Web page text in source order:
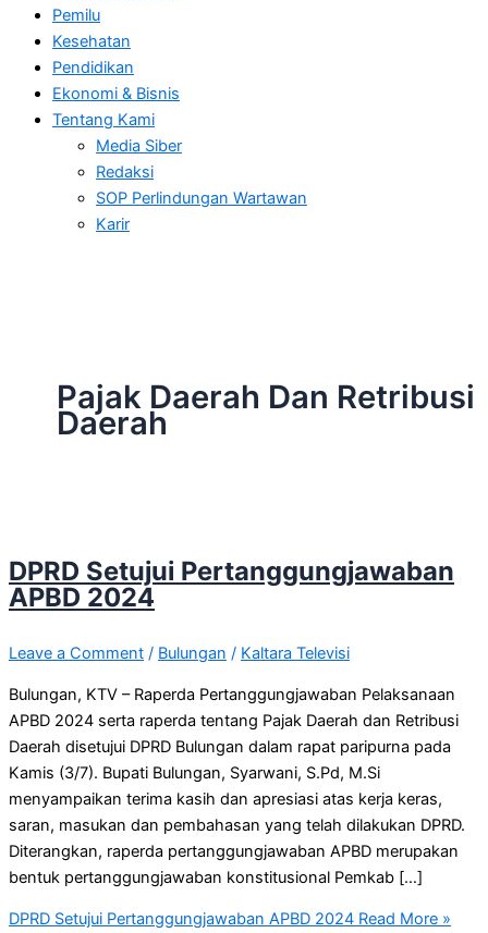
Pemilu
Kesehatan
Pendidikan
Ekonomi & Bisnis
Tentang Kami
Media Siber
Redaksi
SOP Perlindungan Wartawan
Karir
Pajak Daerah Dan Retribusi
Daerah
DPRD Setujui Pertanggungjawaban
APBD 2024
Leave a Comment / Bulungan / Kaltara Televisi
Bulungan, KTV – Raperda Pertanggungjawaban Pelaksanaan
APBD 2024 serta raperda tentang Pajak Daerah dan Retribusi
Daerah disetujui DPRD Bulungan dalam rapat paripurna pada
Kamis (3/7). Bupati Bulungan, Syarwani, S.Pd, M.Si
menyampaikan terima kasih dan apresiasi atas kerja keras,
saran, masukan dan pembahasan yang telah dilakukan DPRD.
Diterangkan, raperda pertanggungjawaban APBD merupakan
bentuk pertanggungjawaban konstitusional Pemkab […]
DPRD Setujui Pertanggungjawaban APBD 2024 Read More »